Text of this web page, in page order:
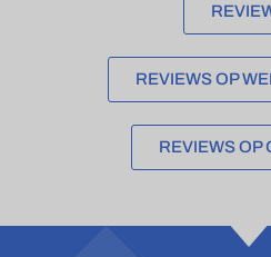
REVIEWS OP
REVIEWS OP